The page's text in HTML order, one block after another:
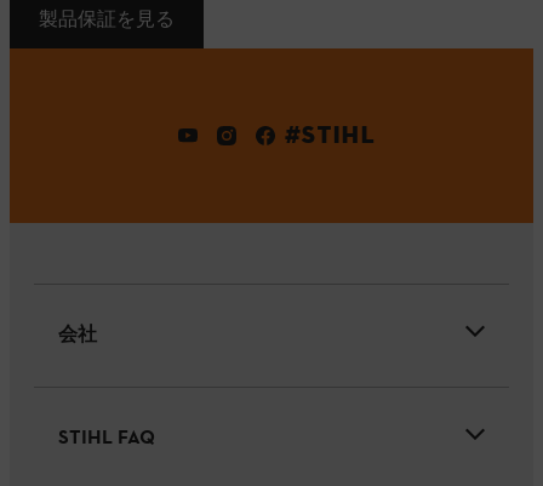
製品保証を見る
#STIHL
会社
STIHL FAQ